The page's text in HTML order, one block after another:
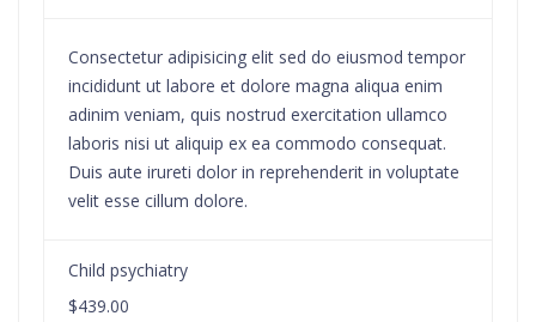
Consectetur adipisicing elit sed do eiusmod tempor
incididunt ut labore et dolore magna aliqua enim
adinim veniam, quis nostrud exercitation ullamco
laboris nisi ut aliquip ex ea commodo consequat.
Duis aute irureti dolor in reprehenderit in voluptate
velit esse cillum dolore.
Child psychiatry
$439.00